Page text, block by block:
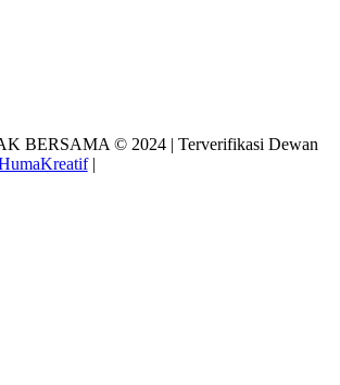
BERSAMA © 2024 | Terverifikasi Dewan
|